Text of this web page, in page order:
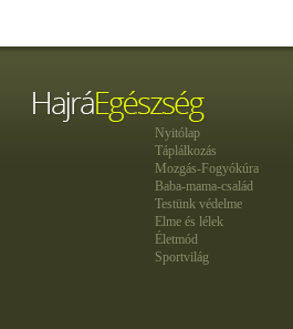
Nyitólap
Táplálkozás
Mozgás-Fogyókúra
Baba-mama-család
Testünk védelme
Elme és lélek
Életmód
Sportvilág